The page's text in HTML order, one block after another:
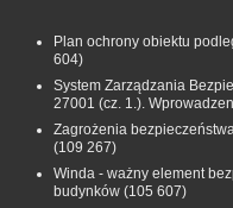
Plan ochrony obiektu
604)
System Zarządzania
27001 (cz. 1.).
Zagrożenia
(109 267)
Winda - ważny element
budynków (105 607)